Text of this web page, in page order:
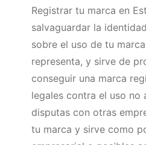
Registrar tu marca en
salvaguardar la
sobre el uso de tu
representa, y sirve de
conseguir una marca
legales contra el uso
disputas con otras
tu marca y sirve como